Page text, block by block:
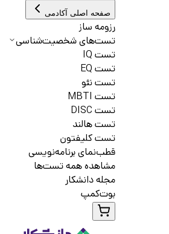
صفحه اصلی آکادمی
رزومه ساز
تست‌های شخصیت‌شناسی
تست IQ
تست EQ
تست نئو
تست MBTI
تست DISC
تست هالند
تست کلیفتون
قطب‌نمای برنامه‌نویسی
مشاهده همه تست‌ها
مجله دانشکار
بوت‌کمپ